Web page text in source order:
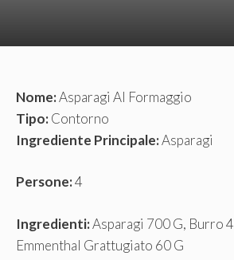
Nome:Asparagi Al Formaggio
Tipo:Contorno
Ingrediente Principale:Asparagi
Persone:4
Ingredienti:Asparagi 700 G, Burro
Emmenthal Grattugiato 60 G